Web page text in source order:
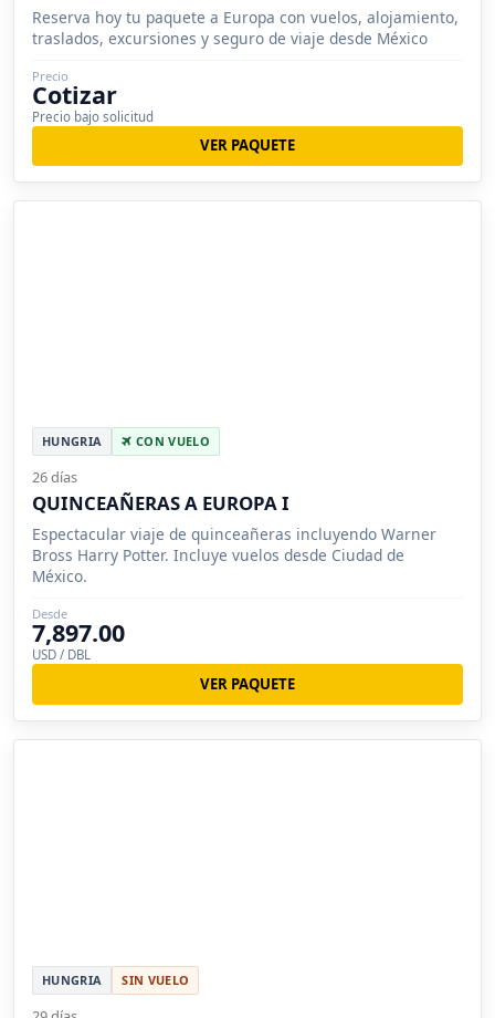
Reserva hoy tu paquete a Europa con vuelos, alojamiento,
traslados, excursiones y seguro de viaje desde México
Precio
Cotizar
Precio bajo solicitud
VER PAQUETE
HUNGRIA CON VUELO
26 días
QUINCEAÑERAS A EUROPA I
Espectacular viaje de quinceañeras incluyendo Warner
Bross Harry Potter. Incluye vuelos desde Ciudad de
México.
Desde
7,897.00
USD / DBL
VER PAQUETE
HUNGRIA SIN VUELO